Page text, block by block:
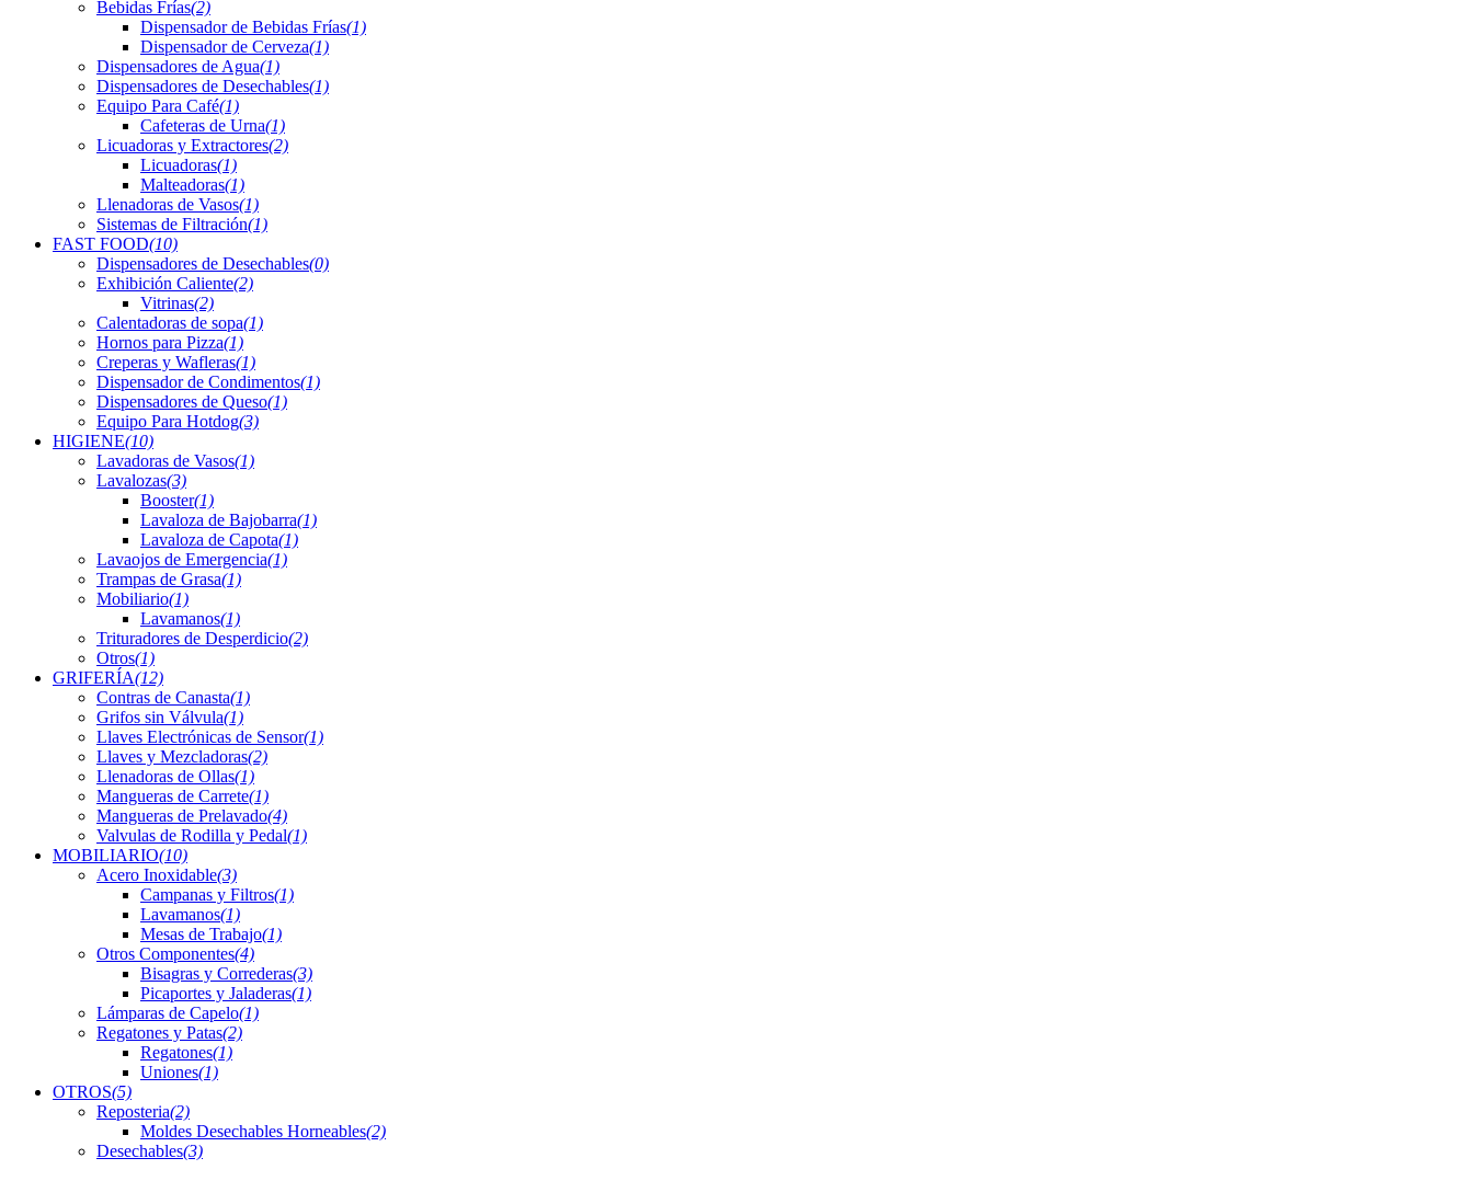
Bebidas Frías(2)
Dispensador de Bebidas Frías(1)
Dispensador de Cerveza(1)
Dispensadores de Agua(1)
Dispensadores de Desechables(1)
Equipo Para Café(1)
Cafeteras de Urna(1)
Licuadoras y Extractores(2)
Licuadoras(1)
Malteadoras(1)
Llenadoras de Vasos(1)
Sistemas de Filtración(1)
FAST FOOD(10)
Dispensadores de Desechables(0)
Exhibición Caliente(2)
Vitrinas(2)
Calentadoras de sopa(1)
Hornos para Pizza(1)
Creperas y Wafleras(1)
Dispensador de Condimentos(1)
Dispensadores de Queso(1)
Equipo Para Hotdog(3)
HIGIENE(10)
Lavadoras de Vasos(1)
Lavalozas(3)
Booster(1)
Lavaloza de Bajobarra(1)
Lavaloza de Capota(1)
Lavaojos de Emergencia(1)
Trampas de Grasa(1)
Mobiliario(1)
Lavamanos(1)
Trituradores de Desperdicio(2)
Otros(1)
GRIFERÍA(12)
Contras de Canasta(1)
Grifos sin Válvula(1)
Llaves Electrónicas de Sensor(1)
Llaves y Mezcladoras(2)
Llenadoras de Ollas(1)
Mangueras de Carrete(1)
Mangueras de Prelavado(4)
Valvulas de Rodilla y Pedal(1)
MOBILIARIO(10)
Acero Inoxidable(3)
Campanas y Filtros(1)
Lavamanos(1)
Mesas de Trabajo(1)
Otros Componentes(4)
Bisagras y Correderas(3)
Picaportes y Jaladeras(1)
Lámparas de Capelo(1)
Regatones y Patas(2)
Regatones(1)
Uniones(1)
OTROS(5)
Reposteria(2)
Moldes Desechables Horneables(2)
Desechables(3)